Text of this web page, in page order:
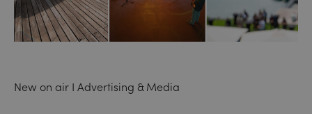
New on air I Advertising & Media